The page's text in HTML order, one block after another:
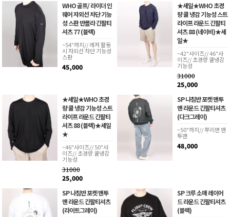
WHO 골프/ 라이더 인
웨어 자외선 차단 기능
성 스판 반폴라 긴팔티
셔츠 77 (블랙)
~54"까지// 레저 활동
시 자외선 차단 기능성
스판
45,000
★세일★WHO 초경
량 쿨 냉감 기능성 스트
라이프 라운드 긴팔티
셔츠 88 (네이비)★세
일★
~42"사이즈// 46"사
이즈// 초경량 쿨냉감
기능성
31000
25,000
★세일★WHO 초경
량 쿨 냉감 기능성 스트
라이프 라운드 긴팔티
셔츠 88 (블랙)★세일
★
~46"사이즈// 50"사
이즈// 초경량 쿨냉감
기능성
31000
25,000
SP 나침반 포켓 맨투
맨 라운드 긴팔티셔츠
(다크그레이)
~50"까지// 쭈리면 맨
투맨
48,000
SP 나침반 포켓 맨투
맨 라운드 긴팔티셔츠
(라이트그레이)
SP 크루 소매 레이어
드 라운드 긴팔티셔츠
(블랙)